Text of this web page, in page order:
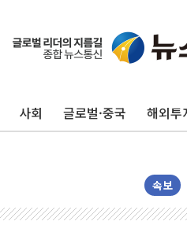
사회 글로벌·중국 해외투
속보